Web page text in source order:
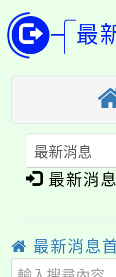
局官網。
8月14至
開!
115年桃
田徑場及
桃園市低
視費優
半價優惠
者。
大園自
份教師增
大溪自造
份教師研習
淨零綠生
會
公告本校
徵才活動
YOUNG
8月14至
最
最新消
最新消息